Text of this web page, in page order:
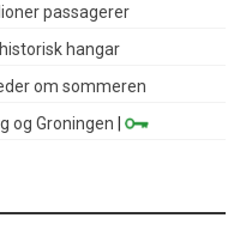
passagerer
hangar
om sommeren
og Groningen |